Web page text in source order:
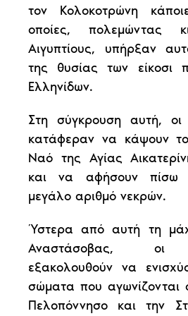
τον Κολοκοτρώνη
οποίες, πολεμώντας
Αιγυπτίους, υπήρξαν
της θυσίας των είκοσι
Ελληνίδων.
Στη σύγκρουση αυτή, οι
κατάφεραν να κάψουν
Ναό της Αγίας
και να αφήσουν πίσω
μεγάλο αριθμό νεκρών.
Ύστερα από αυτή τη
Αναστάσοβας, οι
εξακολουθούν να
σώματα που αγωνίζονται
Πελοπόννησο και την